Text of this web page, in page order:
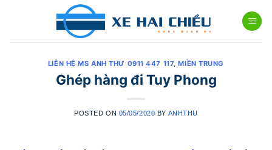
LIÊN HỆ MS ANH THƯ 0911 447 117,MIỀN TRUNG
Ghép hàng đi Tuy Phong
POSTED ON 05/05/2020 BY ANHTHU